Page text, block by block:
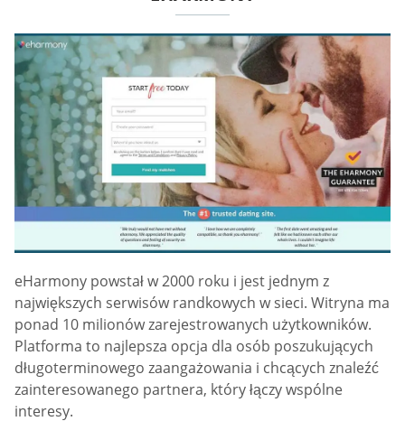
eHarmony powstał w 2000 roku i jest jednym z
największych serwisów randkowych w sieci. Witryna ma
ponad 10 milionów zarejestrowanych użytkowników.
Platforma to najlepsza opcja dla osób poszukujących
długoterminowego zaangażowania i chcących znaleźć
zainteresowanego partnera, który łączy wspólne
interesy.